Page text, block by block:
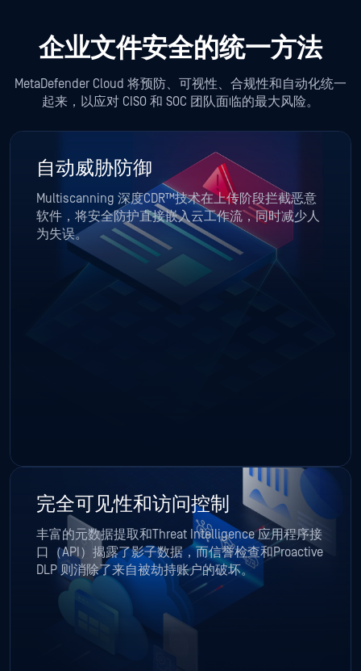
企业文件安全的统一方法
MetaDefender Cloud 将预防、可视性、合规性和自动化统一
起来，以应对 CISO 和 SOC 团队面临的最大风险。
自动威胁防御
Multiscanning 深度CDR™技术在上传阶段拦截恶意
软件，将安全防护直接嵌入云工作流，同时减少人
为失误。
完全可见性和访问控制
丰富的元数据提取和Threat Intelligence 应用程序接
口（API）揭露了影子数据，而信誉检查和Proactive
DLP 则消除了来自被劫持账户的破坏。